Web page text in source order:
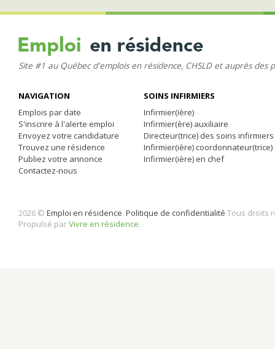
Site #1 au Québec d'emplois en résidence, CHSLD et auprès des
NAVIGATION
Emplois par date
S'inscrire à l'alerte emploi
Envoyez votre candidature
Trouvez une résidence
Publiez votre annonce
Contactez-nous
SOINS INFIRMIERS
Infirmier(ière)
Infirmier(ère) auxiliaire
Directeur(trice) des soins infirmiers
Infirmier(ière) coordonnateur(trice)
Infirmier(ière) en chef
2026 © Emploi en résidence. Politique de confidentialité Tous droits
Propulsé parVivre en résidence.